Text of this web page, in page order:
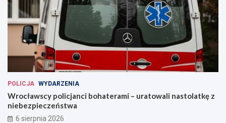
POLICJA WYDARZENIA
Wrocławscy policjanci bohaterami – uratowali nastolatkę z
niebezpieczeństwa
6 sierpnia 2026